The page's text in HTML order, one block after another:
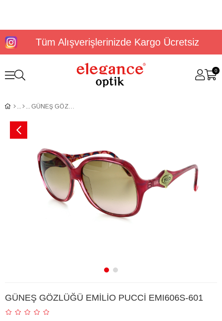
Tüm Alışverişlerinizde Kargo Ücretsiz
0
GÜNEŞ GÖZLÜĞÜ EMİLİO PUCCİ EMI606S-601
GÜNEŞ GÖZLÜĞÜ EMİLİO PUCCİ EMI606S-601